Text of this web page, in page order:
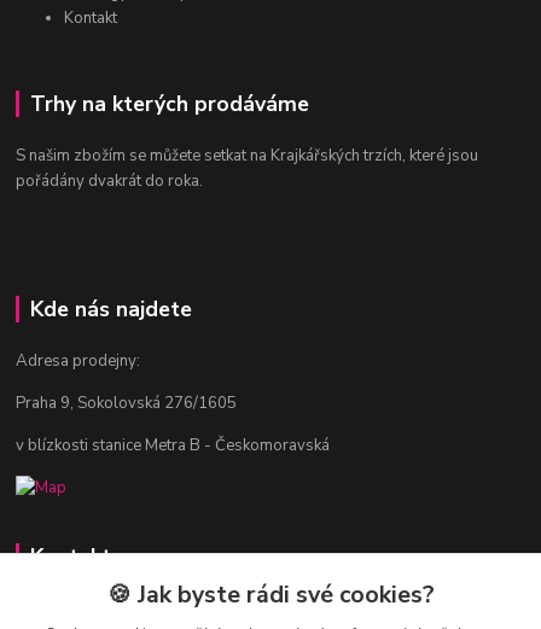
Kontakt
Trhy na kterých prodáváme
S našim zbožím se můžete setkat na Krajkářských trzích, které jsou
pořádány dvakrát do roka.
Kde nás najdete
Adresa prodejny:
Praha 9, Sokolovská 276/1605
v blízkosti stanice Metra B - Českomoravská
Kontakty
Jitka Vlasáková
🍪 Jak byste rádi své cookies?